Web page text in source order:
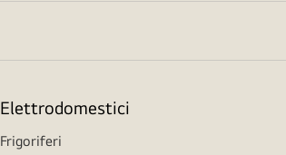
Elettrodomestici
Frigoriferi